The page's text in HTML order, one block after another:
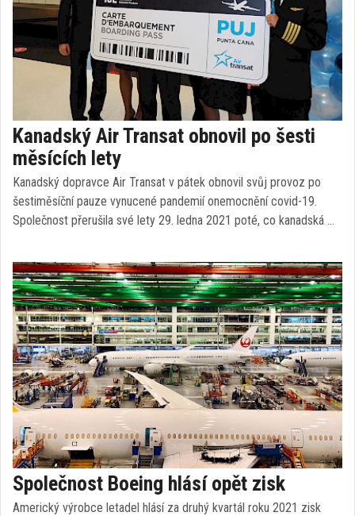
Kanadský Air Transat obnovil po šesti
měsících lety
Kanadský dopravce Air Transat v pátek obnovil svůj provoz po
šestiměsíční pauze vynucené pandemií onemocnění covid-19.
Společnost přerušila své lety 29. ledna 2021 poté, co kanadská …
Společnost Boeing hlásí opět zisk
Americký výrobce letadel hlásí za druhý kvartál roku 2021 zisk